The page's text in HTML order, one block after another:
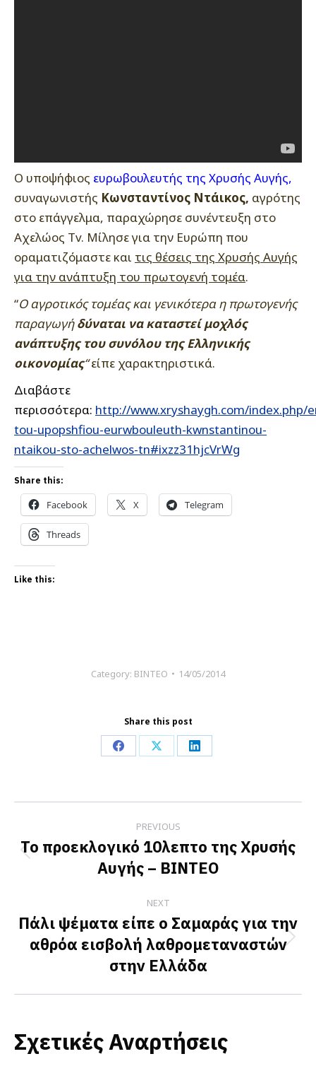
Ο υποψήφιος ευρωβουλευτής της Χρυσής Αυγής,
συναγωνιστής Κωνσταντίνος Ντάικος, αγρότης
στο επάγγελμα, παραχώρησε συνέντευξη στο
Αχελώος Τv. Μίλησε για την Ευρώπη που
οραματιζόμαστε και τις θέσεις της Χρυσής Αυγής
για την ανάπτυξη του πρωτογενή τομέα.
“Ο αγροτικός τομέας και γενικότερα η πρωτογενής
παραγωγήδύναται να καταστεί μοχλός
ανάπτυξης του συνόλου της Ελληνικής
οικονομίας“είπε χαρακτηριστικά.
Διαβάστε
περισσότερα: http://www.xryshaygh.com/index.php/
tou-upopshfiou-eurwbouleuth-kwnstantinou-
ntaikou-sto-achelwos-tn#ixzz31hjcVrWg
Share this:
Facebook X Telegram
Threads
Like this:
Category: ΒΙΝΤΕΟ 14/05/2014
Share this post
Share
Facebook
Share
X
Share
LinkedIn
navigation
PREVIOUS
Previous
post:
Το προεκλογικό 10λεπτο της Χρυσής
Αυγής – ΒΙΝΤΕΟ
NEXT
Next
post:
Πάλι ψέματα είπε ο Σαμαράς για την
αθρόα εισβολή λαθρομεταναστών
στην Ελλάδα
Σχετικές Αναρτήσεις